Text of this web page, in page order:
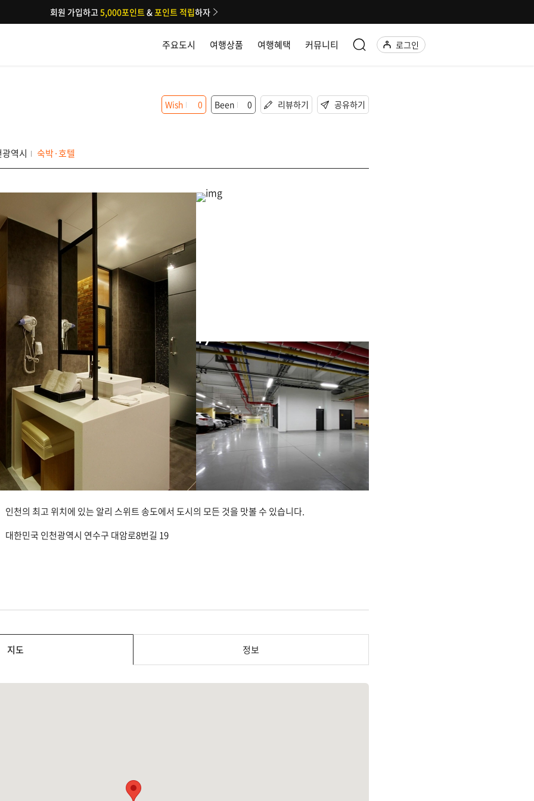
주요도시 여행상품 여행혜택 커뮤니티 로그인
회원 가입하고5,000포인트&포인트 적립하자
역시 숙박·호텔
Wish 0 Been 0 리뷰하기 공유하기
+7
인천의 최고 위치에 있는 알리 스위트 송도에서 도시의 모든 것을 맛볼 수 있습니다.
대한민국 인천광역시 연수구 대암로8번길 19
지도 정보